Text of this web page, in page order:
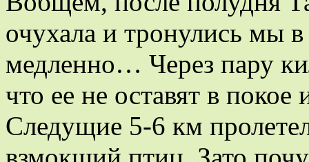
очухала и тронулись мы
медленно… Через пару
что ее не оставят в покое
Следущие 5-6 км